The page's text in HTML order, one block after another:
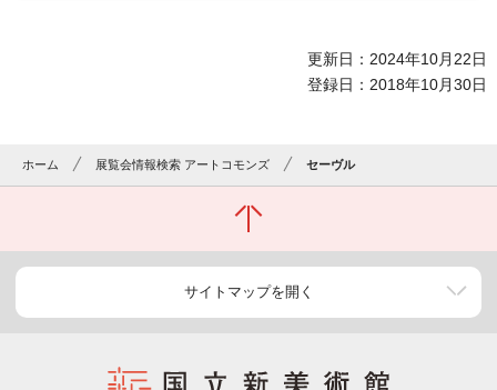
更新日：2024年10月22日
登録日：2018年10月30日
ホーム 展覧会情報検索 アートコモンズ セーヴル
サイトマップを開く